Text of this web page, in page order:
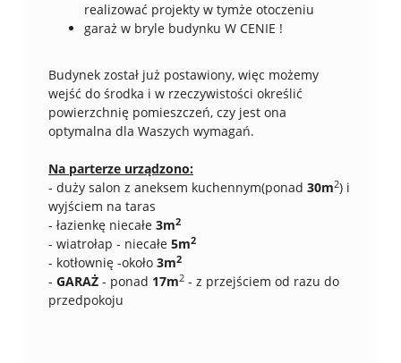
realizować projekty w tymże otoczeniu
garaż w bryle budynku W CENIE !
Budynek został już postawiony, więc możemy
wejść do środka i w rzeczywistości określić
powierzchnię pomieszczeń, czy jest ona
optymalna dla Waszych wymagań.
Na parterze urządzono:
- duży salon z aneksem kuchennym(ponad 30m2) i
wyjściem na taras
- łazienkę niecałe 3m2
- wiatrołap - niecałe 5m2
- kotłownię -około 3m2
- GARAŻ - ponad 17m2 - z przejściem od razu do
przedpokoju